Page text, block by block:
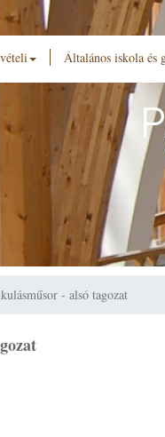
Általános iskola és
- alsó tagozat